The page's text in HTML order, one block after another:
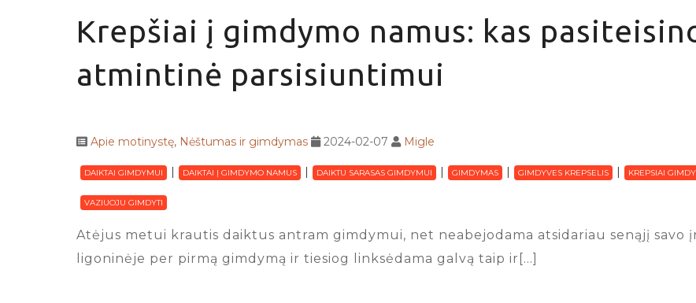
Krepšiai į gimdymo namus: kas
atmintinė parsisiuntimui
Apie motinystę, Nėštumas ir gimdymas 2024-02-07 Migle
DAIKTAI GIMDYMUI DAIKTAI Į GIMDYMO NAMUS DAIKTU SARASAS GIMDYMUI GIMDYMAS GIMDYVES KREPSELIS KREPSIAI
VAZIUOJU GIMDYTI
Atėjus metui krautis daiktus antram gimdymui, net neabejodama atsidariau senąjį savo
ligoninėje per pirmą gimdymą ir tiesiog linksėdama galvą taip ir[…]